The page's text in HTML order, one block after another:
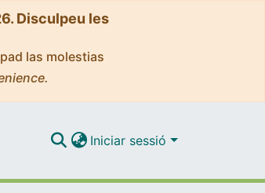
Disculpeu les
las molestias
Iniciar sessió